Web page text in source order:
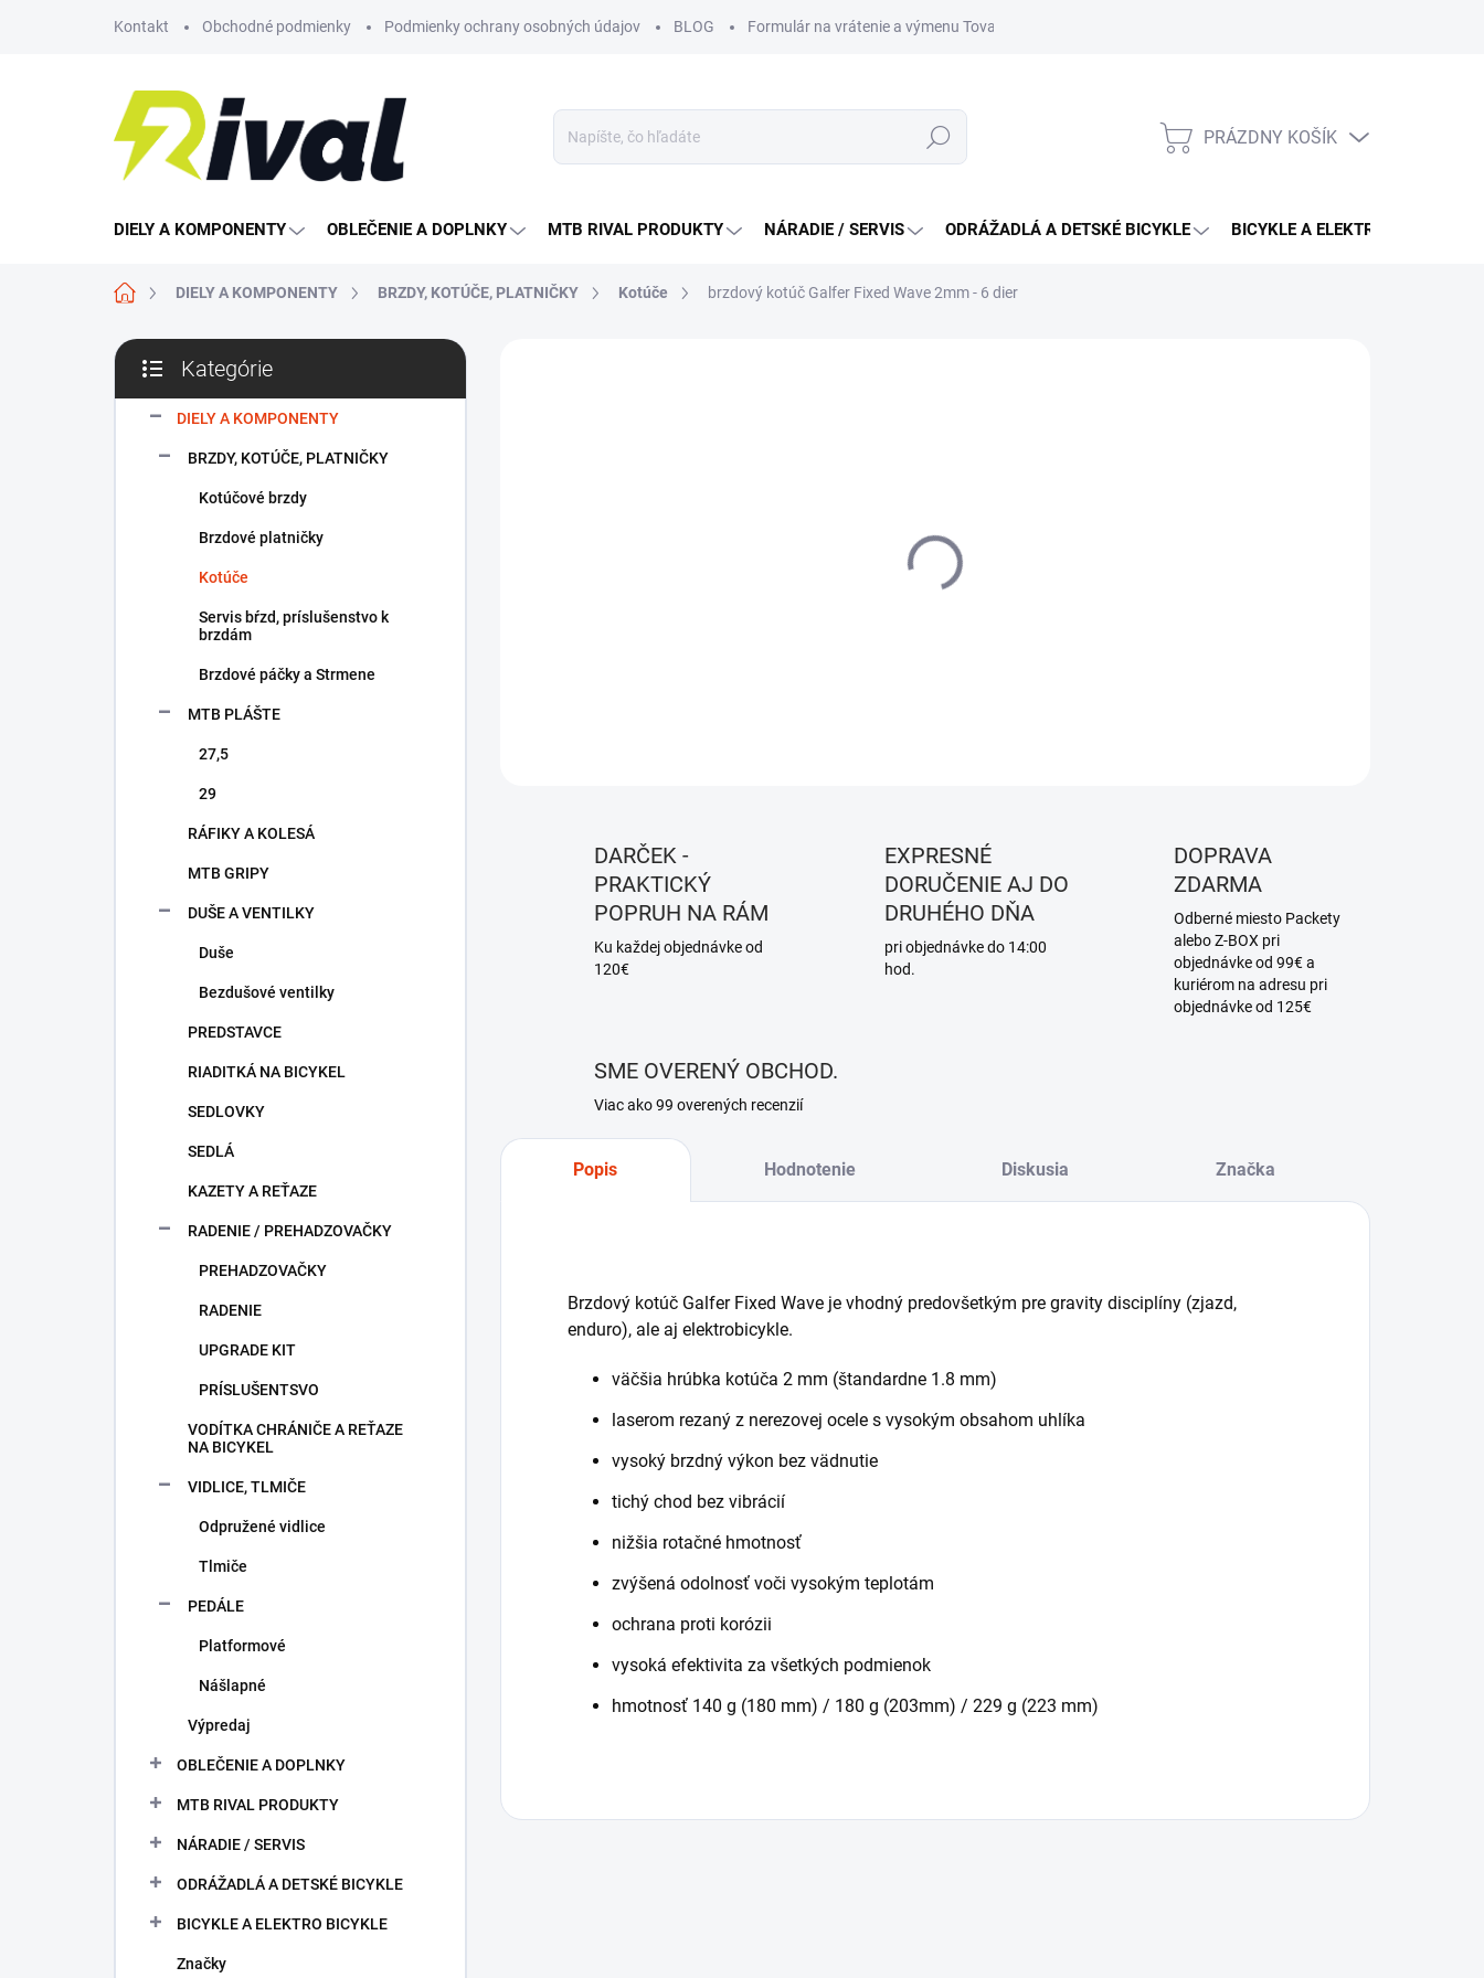
Kontakt Obchodné podmienky Podmienky ochrany osobných údajov BLOG Formulár na vrátenie a výmenu Tovaru
Hľadať
NÁKUPNÝ
PRÁZDNY KOŠÍK
DIELY A KOMPONENTY OBLEČENIE A DOPLNKY MTB RIVAL PRODUKTY NÁRADIE / SERVIS ODRÁŽADLÁ A DETSKÉ BICYKLE BICYKLE A ELEKTRO BICYKLE
DomovDIELY A KOMPONENTY BRZDY, KOTÚČE, PLATNIČKY Kotúče brzdový kotúč Galfer Fixed Wave 2mm - 6 dier
B
č
kategórie
Kategórie
DIELY A KOMPONENTY
BRZDY, KOTÚČE, PLATNIČKY
Kotúčové brzdy
Brzdové platničky
Kotúče
Servis bŕzd, príslušenstvo k
brzdám
Brzdové páčky a Strmene
MTB PLÁŠTE
27,5
29
RÁFIKY A KOLESÁ
MTB GRIPY
DUŠE A VENTILKY
Duše
Bezdušové ventilky
PREDSTAVCE
RIADITKÁ NA BICYKEL
SEDLOVKY
SEDLÁ
KAZETY A REŤAZE
RADENIE / PREHADZOVAČKY
PREHADZOVAČKY
RADENIE
UPGRADE KIT
PRÍSLUŠENTSVO
VODÍTKA CHRÁNIČE A REŤAZE
NA BICYKEL
VIDLICE, TLMIČE
Odpružené vidlice
Tlmiče
PEDÁLE
Platformové
Nášlapné
Výpredaj
OBLEČENIE A DOPLNKY
MTB RIVAL PRODUKTY
NÁRADIE / SERVIS
ODRÁŽADLÁ A DETSKÉ BICYKLE
BICYKLE A ELEKTRO BICYKLE
Značky
MÔŽEME DORUČIŤ DO:
MOŽNOSTI DORUČENIA
DARČEK -
PRAKTICKÝ
POPRUH NA RÁM
Ku každej objednávke od
120€
EXPRESNÉ
DORUČENIE AJ DO
DRUHÉHO DŇA
pri objednávke do 14:00
hod.
DOPRAVA
ZDARMA
Odberné miesto Packety
alebo Z-BOX pri
objednávke od 99€ a
kuriérom na adresu pri
objednávke od 125€
SME OVERENÝ OBCHOD.
Viac ako 99 overených recenzií
Popis Hodnotenie Diskusia Značka
Brzdový kotúč Galfer Fixed Wave je vhodný predovšetkým pre gravity disciplíny (zjazd,
enduro), ale aj elektrobicykle.
väčšia hrúbka kotúča 2 mm (štandardne 1.8 mm)
laserom rezaný z nerezovej ocele s vysokým obsahom uhlíka
vysoký brzdný výkon bez vädnutie
tichý chod bez vibrácií
nižšia rotačné hmotnosť
zvýšená odolnosť voči vysokým teplotám
ochrana proti korózii
vysoká efektivita za všetkých podmienok
hmotnosť 140 g (180 mm) / 180 g (203mm) / 229 g (223 mm)